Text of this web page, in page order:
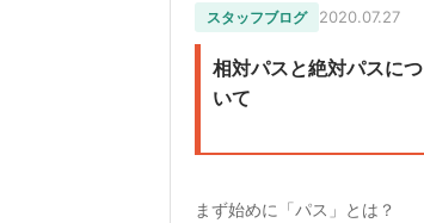
スタッフブログ 2020.07.27
相対パスと絶対パスにつ
いて
まず始めに「パス」とは？